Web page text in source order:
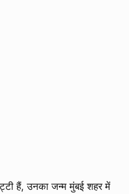
हैं, उनका जन्म मुंबई शहर में